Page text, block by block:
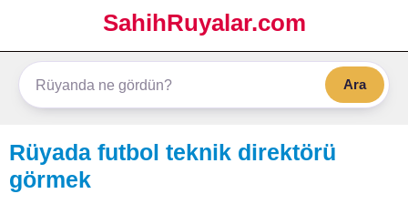
SahihRuyalar.com
Ara
Rüyada futbol teknik direktörü
görmek